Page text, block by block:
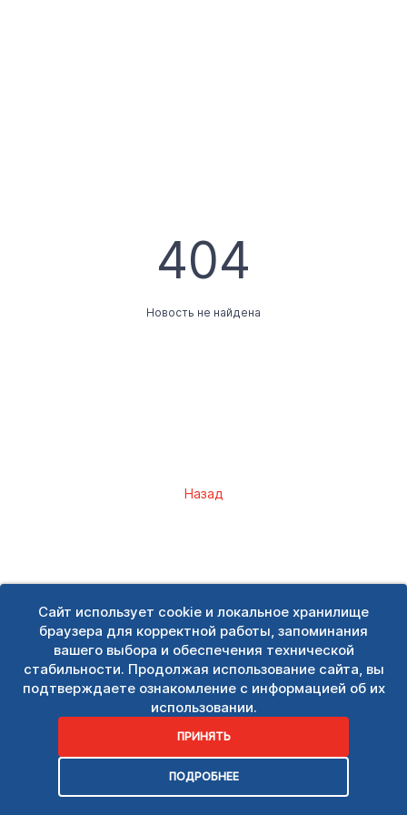
Сайт использует cookie и локальное хранилище
браузера для корректной работы, запоминания
вашего выбора и обеспечения технической
стабильности. Продолжая использование сайта, вы
подтверждаете ознакомление с информацией об их
использовании.
ПРИНЯТЬ
ПОДРОБНЕЕ
404
Новость не найдена
Назад